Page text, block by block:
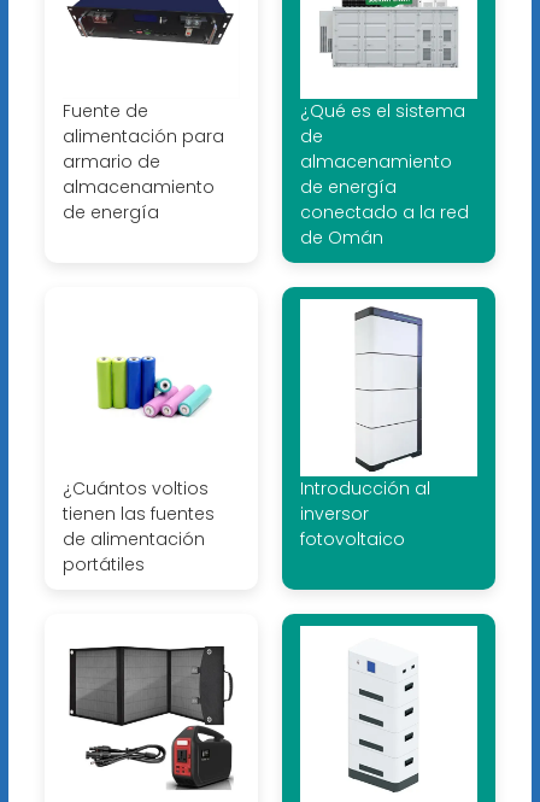
Fuente de
alimentación para
armario de
almacenamiento
de energía
¿Qué es el sistema
de
almacenamiento
de energía
conectado a la red
de Omán
¿Cuántos voltios
tienen las fuentes
de alimentación
portátiles
Introducción al
inversor
fotovoltaico